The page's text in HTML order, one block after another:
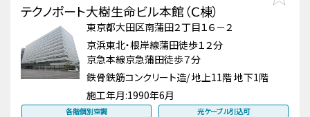
テクノポート大樹生命ビル本館（Ｃ棟）
東京都大田区南蒲田２丁目１６－２
京浜東北・根岸線蒲田徒歩１２分
京急本線京急蒲田徒歩７分
鉄骨鉄筋コンクリート造/ 地上11階 地下1階
施工年月:1990年6月
各階個別空調
光ケーブル引込可